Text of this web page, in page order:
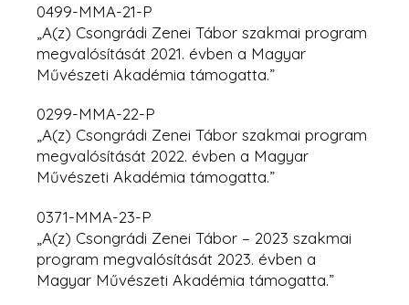
0499-MMA-21-P
„A(z) Csongrádi Zenei Tábor szakmai program
megvalósítását 2021. évben a Magyar
Művészeti Akadémia támogatta.”
0299-MMA-22-P
„A(z) Csongrádi Zenei Tábor szakmai program
megvalósítását 2022. évben a Magyar
Művészeti Akadémia támogatta.”
0371-MMA-23-P
„A(z) Csongrádi Zenei Tábor – 2023 szakmai
program megvalósítását 2023. évben a
Magyar Művészeti Akadémia támogatta.”